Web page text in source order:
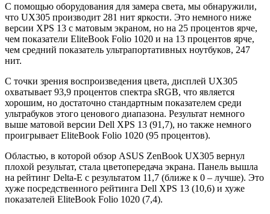
С помощью оборудования для замера света, мы обнаружили,
что UX305 производит 281 нит яркости. Это немного ниже
версии XPS 13 с матовым экраном, но на 25 процентов ярче,
чем показатели EliteBook Folio 1020 и на 13 процентов ярче,
чем средний показатель ультрапортативных ноутбуков, 247
нит.
С точки зрения воспроизведения цвета, дисплей UX305
охватывает 93,9 процентов спектра sRGB, что является
хорошим, но достаточно стандартным показателем среди
ультрабуков этого ценового диапазона. Результат немного
выше матовой версии Dell XPS 13 (91,7), но также немного
проигрывает EliteBook Folio 1020 (95 процентов).
Областью, в которой обзор ASUS ZenBook UX305 вернул
плохой результат, стала цветопередача экрана. Панель вышла
на рейтинг Delta-E с результатом 11,7 (ближе к 0 – лучше). Это
хуже посредственного рейтинга Dell XPS 13 (10,6) и хуже
показателей EliteBook Folio 1020 (7,4).